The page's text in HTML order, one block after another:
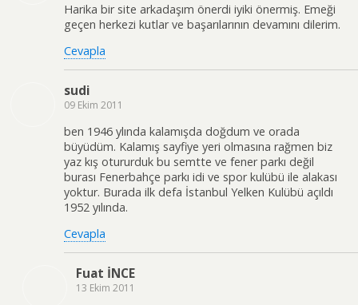
Harika bir site arkadaşım önerdi iyiki önermiş. Emeği
geçen herkezi kutlar ve başarılarının devamını dilerim.
Cevapla
sudi
09 Ekim 2011
ben 1946 ylında kalamışda doğdum ve orada
büyüdüm. Kalamış sayfiye yeri olmasına rağmen biz
yaz kış otururduk bu semtte ve fener parkı değil
burası Fenerbahçe parkı idi ve spor kulübü ile alakası
yoktur. Burada ilk defa İstanbul Yelken Kulübü açıldı
1952 yılında.
Cevapla
Fuat İNCE
13 Ekim 2011